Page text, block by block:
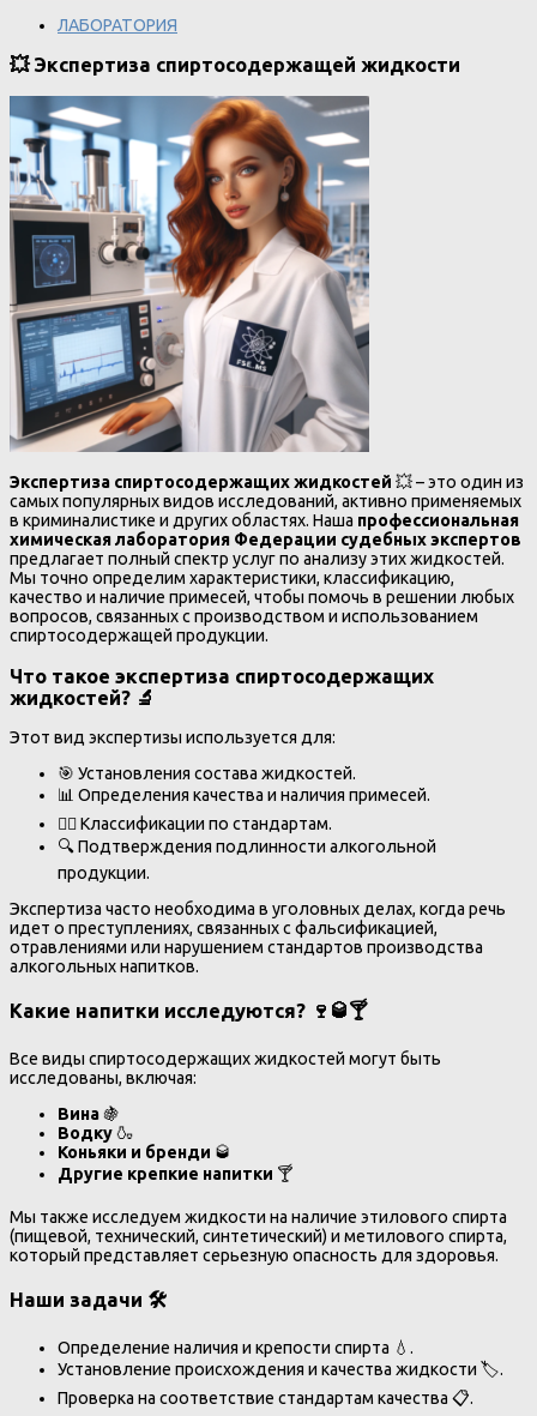
ЛАБОРАТОРИЯ
💥 Экспертиза спиртосодержащей жидкости
Экспертиза спиртосодержащих жидкостей 💥 – это один из
самых популярных видов исследований, активно применяемых
в криминалистике и других областях. Наша профессиональная
химическая лаборатория Федерации судебных экспертов
предлагает полный спектр услуг по анализу этих жидкостей.
Мы точно определим характеристики, классификацию,
качество и наличие примесей, чтобы помочь в решении любых
вопросов, связанных с производством и использованием
спиртосодержащей продукции.
Что такое экспертиза спиртосодержащих
жидкостей? 🔬
Этот вид экспертизы используется для:
🎯 Установления состава жидкостей.
📊 Определения качества и наличия примесей.
🕵️‍♂️ Классификации по стандартам.
🔍 Подтверждения подлинности алкогольной
продукции.
Экспертиза часто необходима в уголовных делах, когда речь
идет о преступлениях, связанных с фальсификацией,
отравлениями или нарушением стандартов производства
алкогольных напитков.
Какие напитки исследуются? 🍷🥃🍸
Все виды спиртосодержащих жидкостей могут быть
исследованы, включая:
Вина🍇
Водку🍶
Коньяки и бренди 🥃
Другие крепкие напитки 🍸
Мы также исследуем жидкости на наличие этилового спирта
(пищевой, технический, синтетический) и метилового спирта,
который представляет серьезную опасность для здоровья.
Наши задачи 🛠️
Определение наличия и крепости спирта 💧.
Установление происхождения и качества жидкости 🏷️.
Проверка на соответствие стандартам качества 📋.